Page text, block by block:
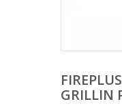
GRILLIN